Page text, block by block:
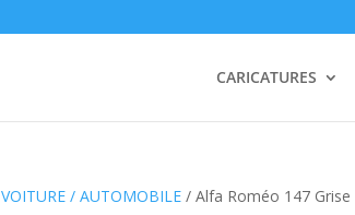
CARICATURES
VOITURE / AUTOMOBILE/ Alfa Roméo 147 Grise